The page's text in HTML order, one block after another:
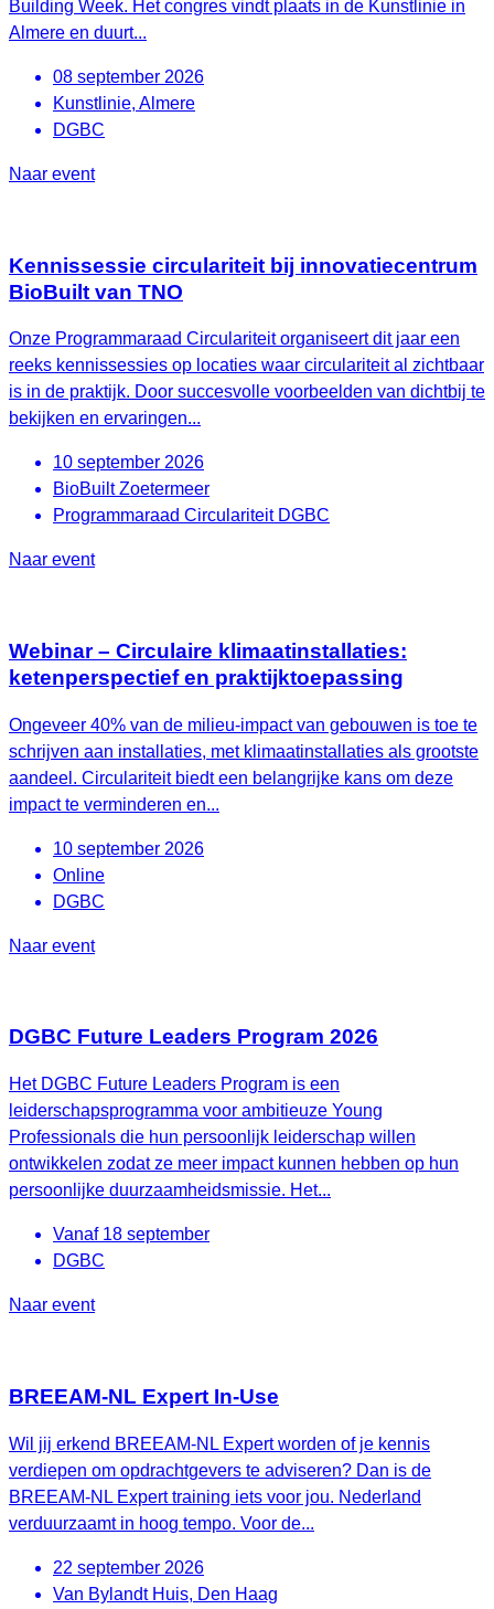
Building Week. Het congres vindt plaats in de Kunstlinie in
Almere en duurt...
08 september 2026
Kunstlinie, Almere
DGBC
Naar event
Kennissessie circulariteit bij innovatiecentrum
BioBuilt van TNO
Onze Programmaraad Circulariteit organiseert dit jaar een
reeks kennissessies op locaties waar circulariteit al zichtbaar
is in de praktijk. Door succesvolle voorbeelden van dichtbij te
bekijken en ervaringen...
10 september 2026
BioBuilt Zoetermeer
Programmaraad Circulariteit DGBC
Naar event
Webinar – Circulaire klimaatinstallaties:
ketenperspectief en praktijktoepassing
Ongeveer 40% van de milieu-impact van gebouwen is toe te
schrijven aan installaties, met klimaatinstallaties als grootste
aandeel. Circulariteit biedt een belangrijke kans om deze
impact te verminderen en...
10 september 2026
Online
DGBC
Naar event
DGBC Future Leaders Program 2026
Het DGBC Future Leaders Program is een
leiderschapsprogramma voor ambitieuze Young
Professionals die hun persoonlijk leiderschap willen
ontwikkelen zodat ze meer impact kunnen hebben op hun
persoonlijke duurzaamheidsmissie. Het...
Vanaf 18 september
DGBC
Naar event
BREEAM-NL Expert In-Use
Wil jij erkend BREEAM-NL Expert worden of je kennis
verdiepen om opdrachtgevers te adviseren? Dan is de
BREEAM-NL Expert training iets voor jou. Nederland
verduurzaamt in hoog tempo. Voor de...
22 september 2026
Van Bylandt Huis, Den Haag